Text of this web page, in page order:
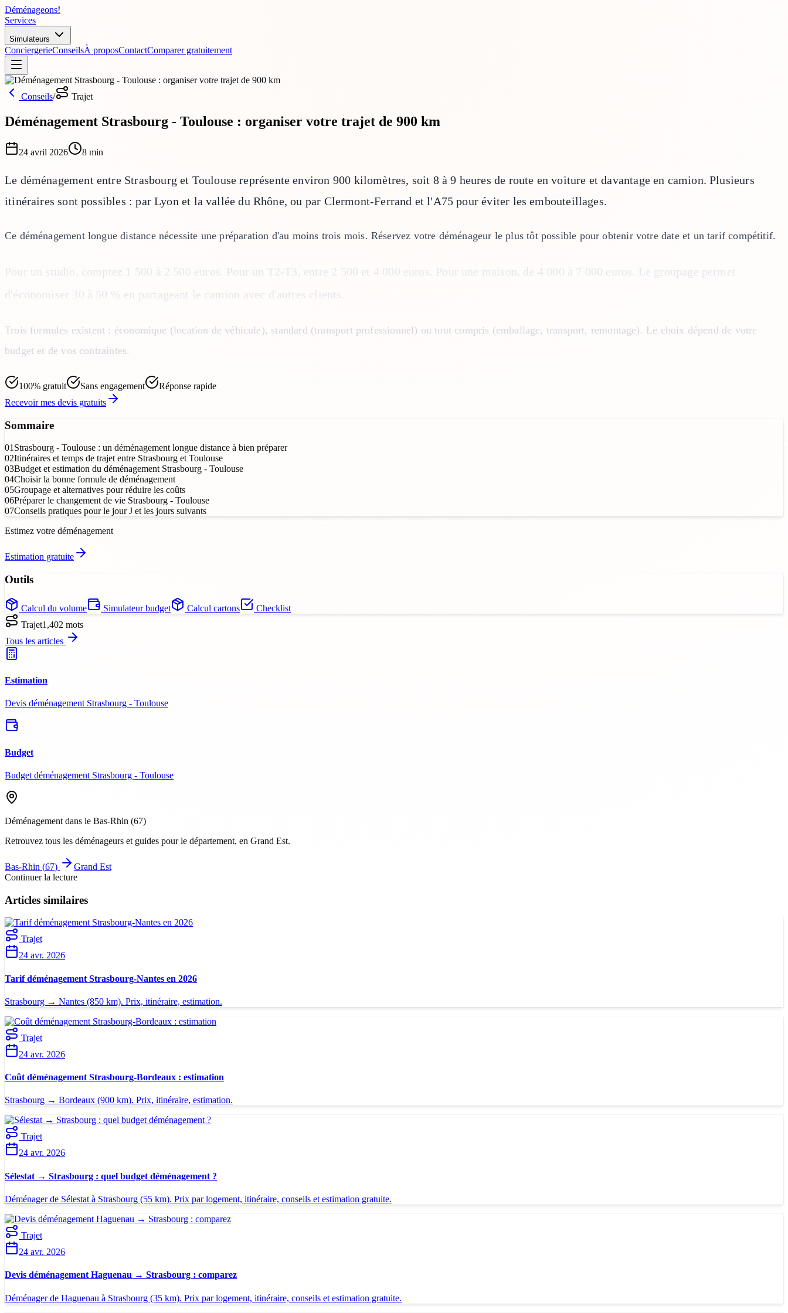
Déménageons!
Services
Simulateurs
ConciergerieConseilsÀ proposContactComparer gratuitement
Conseils/ Trajet
Déménagement Strasbourg - Toulouse : organiser votre trajet de 900 km
24 avril 2026 8 min
Le déménagement entre Strasbourg et Toulouse représente environ 900 kilomètres, soit 8 à 9 heures de route en voiture et davantage en camion. Plusieurs
itinéraires sont possibles : par Lyon et la vallée du Rhône, ou par Clermont-Ferrand et l'A75 pour éviter les embouteillages.
Ce déménagement longue distance nécessite une préparation d'au moins trois mois. Réservez votre déménageur le plus tôt possible pour obtenir votre date et un tarif compétitif.
Pour un studio, comptez 1 500 à 2 500 euros. Pour un T2-T3, entre 2 500 et 4 000 euros. Pour une maison, de 4 000 à 7 000 euros. Le groupage permet
d'économiser 30 à 50 % en partageant le camion avec d'autres clients.
Trois formules existent : économique (location de véhicule), standard (transport professionnel) ou tout compris (emballage, transport, remontage). Le choix dépend de votre
budget et de vos contraintes.
100% gratuit Sans engagement
Réponse rapide
Recevoir mes devis gratuits
Sommaire
01Strasbourg - Toulouse : un déménagement longue distance à bien préparer
02Itinéraires et temps de trajet entre Strasbourg et Toulouse
03Budget et estimation du déménagement Strasbourg - Toulouse
04Choisir la bonne formule de déménagement
05Groupage et alternatives pour réduire les coûts
06Préparer le changement de vie Strasbourg - Toulouse
07Conseils pratiques pour le jour J et les jours suivants
Estimez votre déménagement
Estimation gratuite
Outils
Calcul du volume Simulateur budget Calcul cartons
Checklist
Trajet1,402 mots
Tous les articles
Estimation
Devis déménagement Strasbourg - Toulouse
Budget
Budget déménagement Strasbourg - Toulouse
Déménagement dans le Bas-Rhin (67)
Retrouvez tous les déménageurs et guides pour le département, en Grand Est.
Bas-Rhin (67)
Grand Est
Continuer la lecture
Articles similaires
Trajet
24 avr. 2026
Tarif déménagement Strasbourg-Nantes en 2026
Strasbourg → Nantes (850 km). Prix, itinéraire, estimation.
Trajet
24 avr. 2026
Coût déménagement Strasbourg-Bordeaux : estimation
Strasbourg → Bordeaux (900 km). Prix, itinéraire, estimation.
Trajet
24 avr. 2026
Sélestat → Strasbourg : quel budget déménagement ?
Déménager de Sélestat à Strasbourg (55 km). Prix par logement, itinéraire, conseils et estimation gratuite.
Trajet
24 avr. 2026
Devis déménagement Haguenau → Strasbourg : comparez
Déménager de Haguenau à Strasbourg (35 km). Prix par logement, itinéraire, conseils et estimation gratuite.